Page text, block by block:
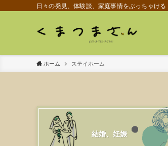
日々の発見、体験談、家庭事情をぶっちゃけ
ホーム ステイホーム
結婚、妊娠